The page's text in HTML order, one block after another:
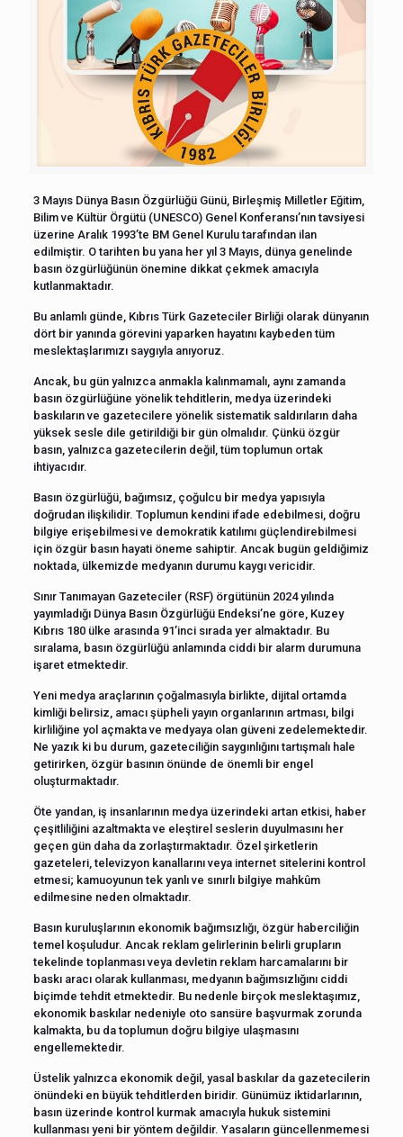
3 Mayıs Dünya Basın Özgürlüğü Günü, Birleşmiş Milletler Eğitim,
Bilim ve Kültür Örgütü (UNESCO) Genel Konferansı’nın tavsiyesi
üzerine Aralık 1993’te BM Genel Kurulu tarafından ilan
edilmiştir. O tarihten bu yana her yıl 3 Mayıs, dünya genelinde
basın özgürlüğünün önemine dikkat çekmek amacıyla
kutlanmaktadır.
Bu anlamlı günde, Kıbrıs Türk Gazeteciler Birliği olarak dünyanın
dört bir yanında görevini yaparken hayatını kaybeden tüm
meslektaşlarımızı saygıyla anıyoruz.
Ancak, bu gün yalnızca anmakla kalınmamalı, aynı zamanda
basın özgürlüğüne yönelik tehditlerin, medya üzerindeki
baskıların ve gazetecilere yönelik sistematik saldırıların daha
yüksek sesle dile getirildiği bir gün olmalıdır. Çünkü özgür
basın, yalnızca gazetecilerin değil, tüm toplumun ortak
ihtiyacıdır.
Basın özgürlüğü, bağımsız, çoğulcu bir medya yapısıyla
doğrudan ilişkilidir. Toplumun kendini ifade edebilmesi, doğru
bilgiye erişebilmesi ve demokratik katılımı güçlendirebilmesi
için özgür basın hayati öneme sahiptir. Ancak bugün geldiğimiz
noktada, ülkemizde medyanın durumu kaygı vericidir.
Sınır Tanımayan Gazeteciler (RSF) örgütünün 2024 yılında
yayımladığı Dünya Basın Özgürlüğü Endeksi’ne göre, Kuzey
Kıbrıs 180 ülke arasında 91’inci sırada yer almaktadır. Bu
sıralama, basın özgürlüğü anlamında ciddi bir alarm durumuna
işaret etmektedir.
Yeni medya araçlarının çoğalmasıyla birlikte, dijital ortamda
kimliği belirsiz, amacı şüpheli yayın organlarının artması, bilgi
kirliliğine yol açmakta ve medyaya olan güveni zedelemektedir.
Ne yazık ki bu durum, gazeteciliğin saygınlığını tartışmalı hale
getirirken, özgür basının önünde de önemli bir engel
oluşturmaktadır.
Öte yandan, iş insanlarının medya üzerindeki artan etkisi, haber
çeşitliliğini azaltmakta ve eleştirel seslerin duyulmasını her
geçen gün daha da zorlaştırmaktadır. Özel şirketlerin
gazeteleri, televizyon kanallarını veya internet sitelerini kontrol
etmesi; kamuoyunun tek yanlı ve sınırlı bilgiye mahkûm
edilmesine neden olmaktadır.
Basın kuruluşlarının ekonomik bağımsızlığı, özgür haberciliğin
temel koşuludur. Ancak reklam gelirlerinin belirli grupların
tekelinde toplanması veya devletin reklam harcamalarını bir
baskı aracı olarak kullanması, medyanın bağımsızlığını ciddi
biçimde tehdit etmektedir. Bu nedenle birçok meslektaşımız,
ekonomik baskılar nedeniyle oto sansüre başvurmak zorunda
kalmakta, bu da toplumun doğru bilgiye ulaşmasını
engellemektedir.
Üstelik yalnızca ekonomik değil, yasal baskılar da gazetecilerin
önündeki en büyük tehditlerden biridir. Günümüz iktidarlarının,
basın üzerinde kontrol kurmak amacıyla hukuk sistemini
kullanması yeni bir yöntem değildir. Yasaların güncellenmemesi